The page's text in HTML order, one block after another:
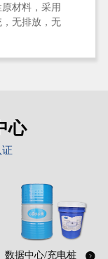
材料，采用
无排放，无
心
数据中心/充电桩